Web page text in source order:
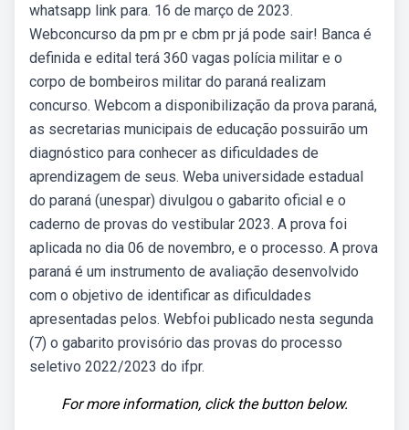
whatsapp link para. 16 de março de 2023.
Webconcurso da pm pr e cbm pr já pode sair! Banca é
definida e edital terá 360 vagas polícia militar e o
corpo de bombeiros militar do paraná realizam
concurso. Webcom a disponibilização da prova paraná,
as secretarias municipais de educação possuirão um
diagnóstico para conhecer as dificuldades de
aprendizagem de seus. Weba universidade estadual
do paraná (unespar) divulgou o gabarito oficial e o
caderno de provas do vestibular 2023. A prova foi
aplicada no dia 06 de novembro, e o processo. A prova
paraná é um instrumento de avaliação desenvolvido
com o objetivo de identificar as dificuldades
apresentadas pelos. Webfoi publicado nesta segunda
(7) o gabarito provisório das provas do processo
seletivo 2022/2023 do ifpr.
For more information, click the button below.